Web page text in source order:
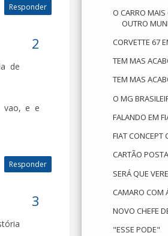
Responder
de
vao, e e
Responder
O CARRO
OUTRO
CORVETTE 67
TEM MAS
TEM MAS
O MG
FALANDO EM
FIAT CONCEPT
CARTÃO
SERÁ QUE
CAMARO COM
NOVO CHEFE
"ESSE PODE"